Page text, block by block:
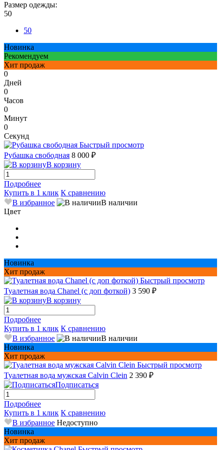
Размер одежды:
50
50
Новинка
Рекомендуем
Хит продаж
0
Дней
0
Часов
0
Минут
0
Секунд
Быстрый просмотр
Рубашка свободная 8 000 ₽
В корзину
Подробнее
Купить в 1 клик К сравнению
В избранное
В наличии
Цвет
Новинка
Хит продаж
Быстрый просмотр
Туалетная вода Chanel (с доп фоткой) 3 590 ₽
В корзину
Подробнее
Купить в 1 клик К сравнению
В избранное
В наличии
Новинка
Хит продаж
Быстрый просмотр
Туалетная вода мужская Сalvin Сlein 2 390 ₽
Подписаться
Подробнее
Купить в 1 клик К сравнению
В избранное Недоступно
Новинка
Хит продаж